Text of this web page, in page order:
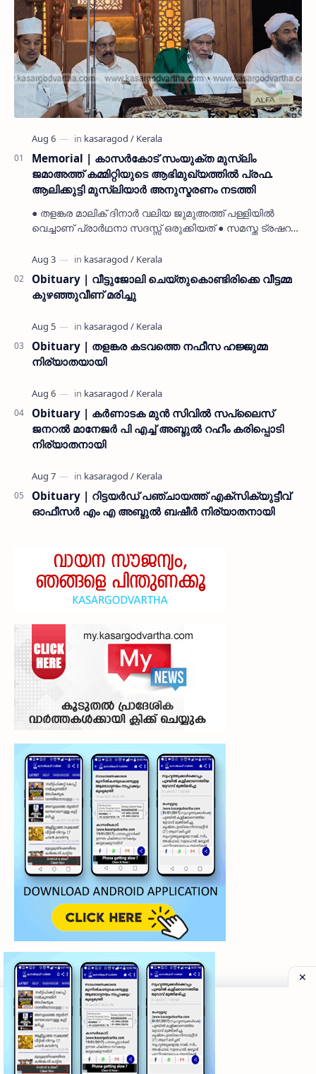
Memorial | കാസർകോട് സംയുക്ത മുസ്ലിം
ജമാഅത്ത് കമ്മിറ്റിയുടെ ആഭിമുഖ്യത്തിൽ പ്രഫ.
ആലിക്കുട്ടി മുസ്ലിയാർ അനുസ്മരണം നടത്തി
● തളങ്കര മാലിക് ദിനാർ വലിയ ജുമുഅത്ത് പള്ളിയിൽ
വെച്ചാണ് പ്രാർഥനാ സദസ്സ് ഒരുക്കിയത് ● സമസ്ത ട്രഷറർ
നൽകി കാസ…
Obituary | വീട്ടുജോലി ചെയ്തുകൊണ്ടിരിക്കെ വീട്ടമ്മ
കുഴഞ്ഞുവീണ് മരിച്ചു
Obituary | തളങ്കര കടവത്തെ നഫീസ ഹജ്ജുമ്മ
നിര്യാതയായി
Obituary | കർണാടക മുൻ സിവില്‍ സപ്ലൈസ്
ജനറൽ മാനേജർ പി എച്ച് അബ്ദുൽ റഹീം കരിപ്പൊടി
നിര്യാതനായി
Obituary | റിട്ടയർഡ് പഞ്ചായത്ത് എക്സിക്യുട്ടീവ്
ഓഫീസർ എം എ അബ്ദുൽ ബഷീർ നിര്യാതനായി
©2026‧My Kasaragod Vartha | LATEST KASARAGOD
Privacy Policy
Grievance Redressal